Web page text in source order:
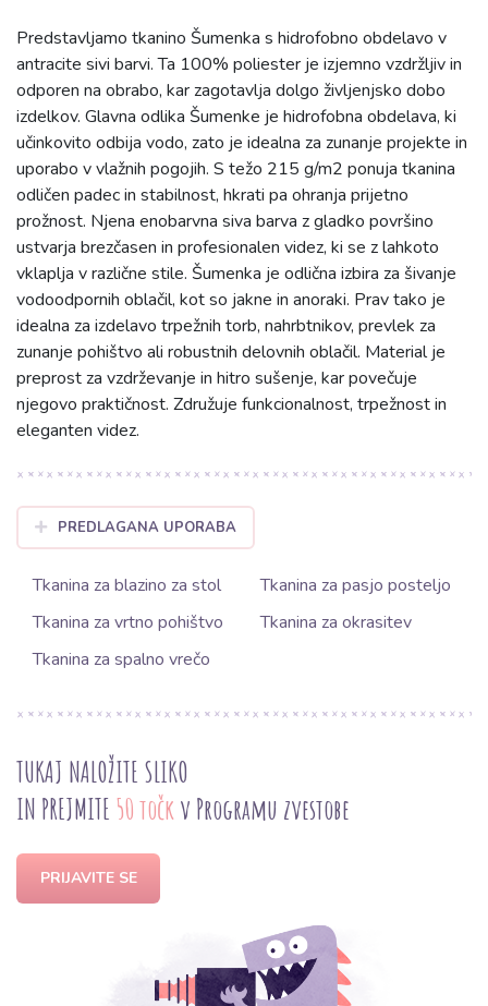
Predstavljamo tkanino Šumenka s hidrofobno obdelavo v
antracite sivi barvi. Ta 100% poliester je izjemno vzdržljiv in
odporen na obrabo, kar zagotavlja dolgo življenjsko dobo
izdelkov. Glavna odlika Šumenke je hidrofobna obdelava, ki
učinkovito odbija vodo, zato je idealna za zunanje projekte in
uporabo v vlažnih pogojih. S težo 215 g/m2 ponuja tkanina
odličen padec in stabilnost, hkrati pa ohranja prijetno
prožnost. Njena enobarvna siva barva z gladko površino
ustvarja brezčasen in profesionalen videz, ki se z lahkoto
vklaplja v različne stile. Šumenka je odlična izbira za šivanje
vodoodpornih oblačil, kot so jakne in anoraki. Prav tako je
idealna za izdelavo trpežnih torb, nahrbtnikov, prevlek za
zunanje pohištvo ali robustnih delovnih oblačil. Material je
preprost za vzdrževanje in hitro sušenje, kar povečuje
njegovo praktičnost. Združuje funkcionalnost, trpežnost in
eleganten videz.
PREDLAGANA UPORABA
Tkanina za blazino za stol
Tkanina za pasjo posteljo
Tkanina za vrtno pohištvo
Tkanina za okrasitev
Tkanina za spalno vrečo
TUKAJ NALOŽITE SLIKO
IN PREJMITE 50 točk v Programu zvestobe
PRIJAVITE SE